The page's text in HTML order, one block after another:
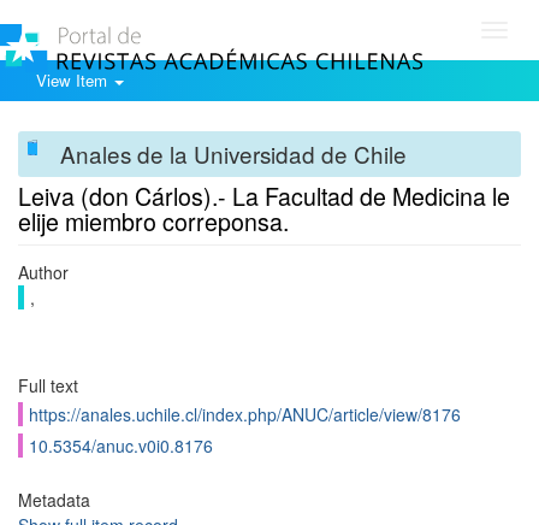
View Item
Anales de la Universidad de Chile
Leiva (don Cárlos).- La Facultad de Medicina le
elije miembro correponsa.
Author
,
Full text
https://anales.uchile.cl/index.php/ANUC/article/view/8176
10.5354/anuc.v0i0.8176
Metadata